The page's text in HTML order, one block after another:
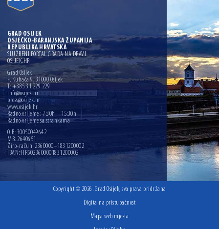
GRAD OSIJEK
OSJEČKO-BARANJSKA ŽUPANIJA
REPUBLIKA HRVATSKA
SLUŽBENI PORTAL GRADA NA DRAVI
OSIJEK.HR
Grad Osijek
F. Kuhača 9, 31000 Osijek
T: +385 31 229 229
info@osijek.hr
press@osijek.hr
www.osijek.hr
Radno vrijeme : 7:30h – 15:30h
Radno vrijeme sa strankama
OIB: 30050049642
MB: 2640651
Žiro-račun: 2360000–1831200002
IBAN: HR5023600001831200002
Copyright © 2026. Grad Osijek, sva prava pridržana
Digitalna pristupačnost
Mapa web mjesta